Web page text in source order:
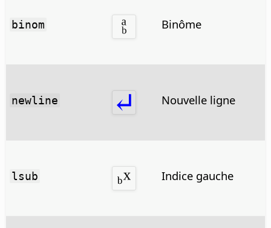
binom Binôme
newline Nouvelle ligne
lsub Indice gauche